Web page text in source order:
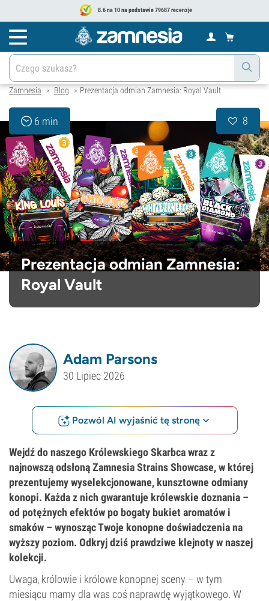
8.6 na 10 na podstawie 79687 recenzje
Zamnesia > Blog > Prezentacja odmian Zamnesia: Royal Vault
6 min 8
Prezentacja odmian Zamnesia:
Royal Vault
Adam Parsons
30 Lipiec 2026
Pozwól AI wyjaśnić tę stronę
Wejdź do naszego Królewskiego Skarbca wraz z
najnowszą odsłoną Zamnesia Strains Showcase, w której
prezentujemy wyselekcjonowane, kunsztowne odmiany
konopi. Każda z nich gwarantuje królewskie doznania –
od potężnych efektów po bogaty bukiet aromatów i
smaków – wynosząc Twoje konopne doświadczenia na
wyższy poziom. Odkryj dziś prawdziwe klejnoty w naszej
kolekcji.
Uwaga, królowie i królowe konopnej sceny – w tym
miesiącu mamy dla was coś naprawdę wyjątkowego. W